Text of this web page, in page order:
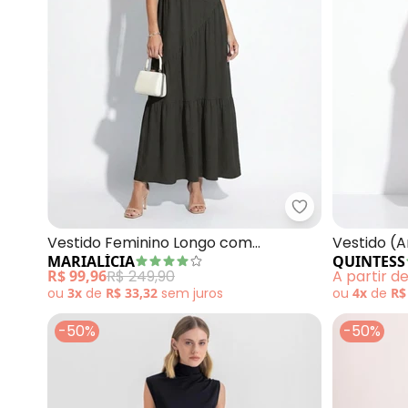
Marialícia -
Vestido Feminino Longo com
Franzidos (Preto)
MARIALÍCIA
R$ 99,96R$ 249,90
ou 3x de R$ 33,32 sem juros
Vestido
Alças e
QUINTESS
A partir de
ou 4x de
-50% -50%